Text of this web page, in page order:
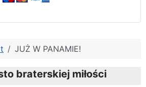
JUŻ W PANAMIE!
braterskiej miłości